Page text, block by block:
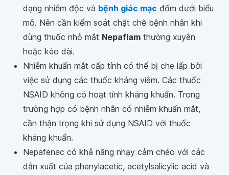
dạng nhiễm độc và bệnh giác mạc đốm dưới biểu
mô. Nên cần kiểm soát chặt chẽ bệnh nhân khi
dùng thuốc nhỏ mắt Nepaflam thường xuyên
hoặc kéo dài.
Nhiễm khuẩn mắt cấp tính có thể bị che lấp bởi
việc sử dụng các thuốc kháng viêm. Các thuốc
NSAID không có hoạt tính kháng khuẩn. Trong
trường hợp có bệnh nhân có nhiễm khuẩn mắt,
cần thận trọng khi sử dụng NSAID với thuốc
kháng khuẩn.
Nepafenac có khả năng nhạy cảm chéo với các
dẫn xuất của phenylacetic, acetylsalicylic acid và